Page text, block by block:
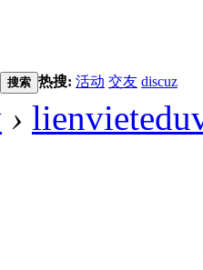
搜索 热搜: 活动 交友 discuz
›